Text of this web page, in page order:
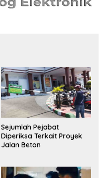
Sejumlah Pejabat
Diperiksa Terkait Proyek
Jalan Beton